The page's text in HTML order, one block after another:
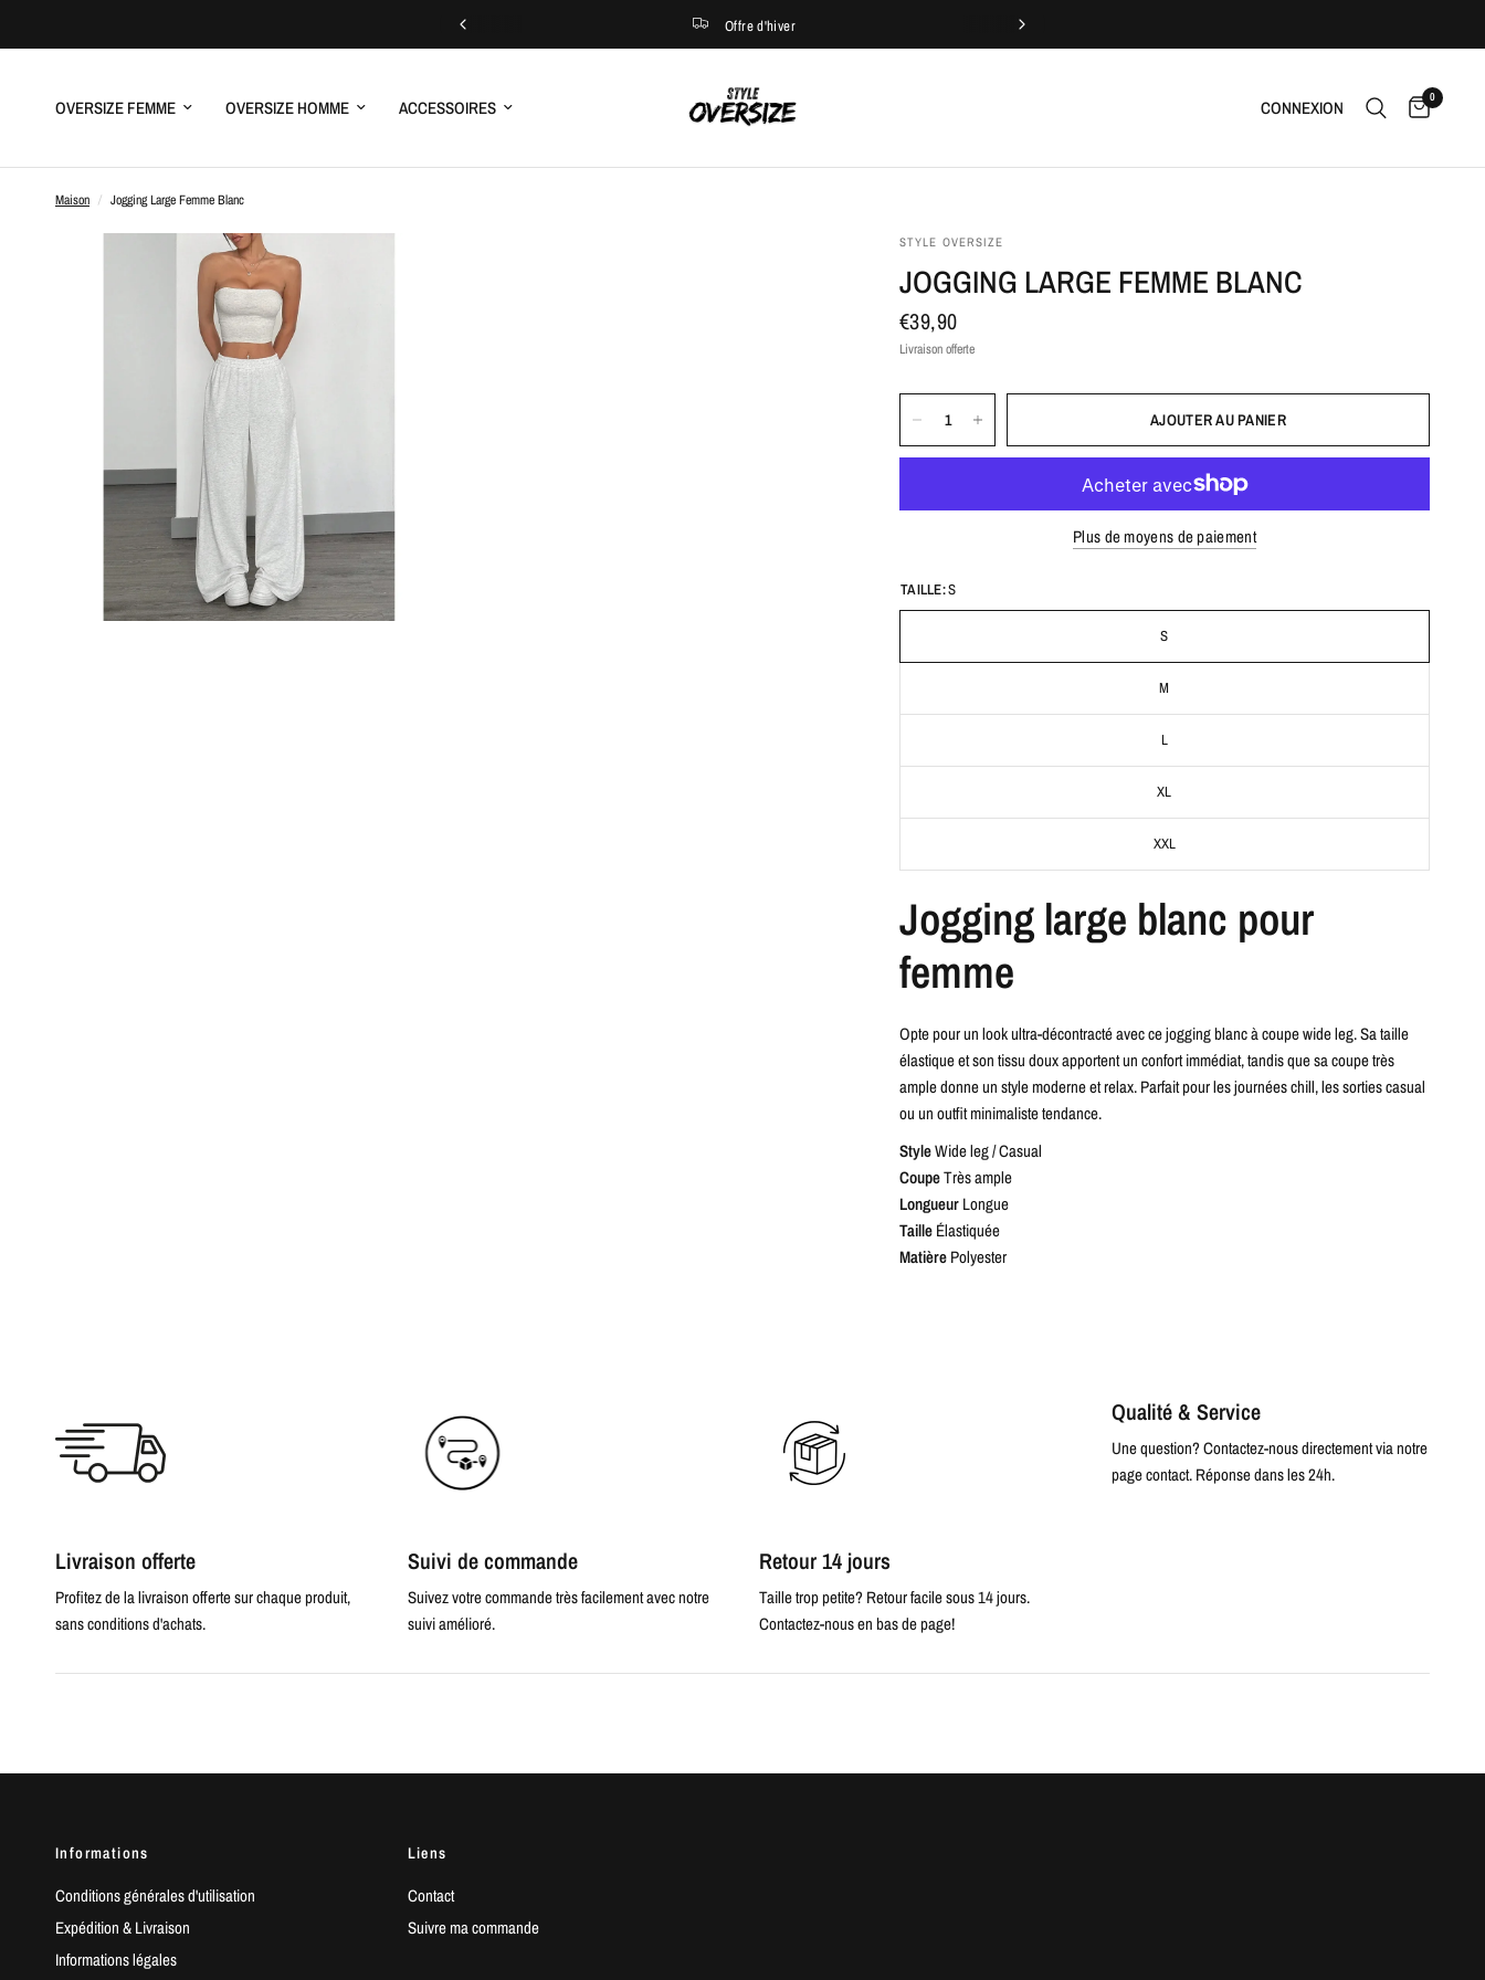
Offre d'hiver
OVERSIZE FEMME OVERSIZE HOMME ACCESSOIRES CONNEXION 0
Maison / Jogging Large Femme Blanc
STYLE OVERSIZE
JOGGING LARGE FEMME BLANC
€39,90
Livraison offerte
AJOUTER AU PANIER
Plus de moyens de paiement
TAILLE:S
S
M
L
XL
XXL
Jogging large blanc pour
femme
Opte pour un look ultra-décontracté avec ce jogging blanc à coupe wide leg. Sa taille
élastique et son tissu doux apportent un confort immédiat, tandis que sa coupe très
ample donne un style moderne et relax. Parfait pour les journées chill, les sorties casual
ou un outfit minimaliste tendance.
StyleWide leg / Casual
CoupeTrès ample
LongueurLongue
TailleÉlastiquée
MatièrePolyester
Livraison offerte
Profitez de la livraison offerte sur chaque produit,
sans conditions d'achats.
Suivi de commande
Suivez votre commande très facilement avec notre
suivi amélioré.
Retour 14 jours
Taille trop petite? Retour facile sous 14 jours.
Contactez-nous en bas de page!
Qualité & Service
Une question? Contactez-nous directement via notre
page contact. Réponse dans les 24h.
Informations
Conditions générales d'utilisation
Expédition & Livraison
Informations légales
Liens
Contact
Suivre ma commande